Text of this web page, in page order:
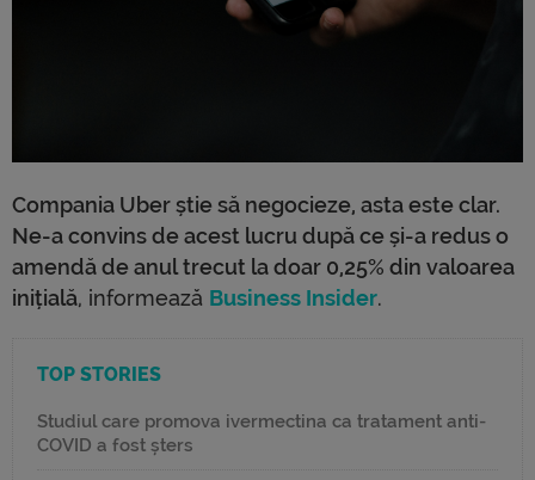
Compania Uber știe să negocieze, asta este clar.
Ne-a convins de acest lucru după ce și-a redus o
amendă de anul trecut la doar 0,25% din valoarea
inițială, informează Business Insider.
TOP STORIES
Studiul care promova ivermectina ca tratament anti-
COVID a fost șters